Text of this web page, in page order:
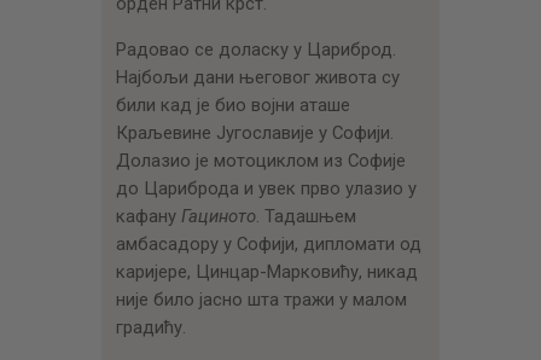
Радовао се доласку у Цариброд.
Најбољи дани његовог живота су
били кад је био војни аташе
Краљевине Југославије у Софији.
Долазио је мотоциклом из Софије
до Цариброда и увек прво улазио у
кафану Гациното. Тадашњем
амбасадору у Софији, дипломати од
каријере, Цинцар-Марковићу, никад
није било јасно шта тражи у малом
градићу.